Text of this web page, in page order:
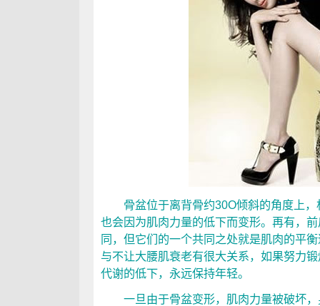
骨盆位于离背骨约30O倾斜的角度上，
也会因为肌肉力量的低下而变形。再有，
同，但它们的一个共同之处就是肌肉的平
与不让大腰肌衰老有很大关系，如果努力
代谢的低下，永远保持年轻。
一旦由于骨盆变形，肌肉力量被破坏，